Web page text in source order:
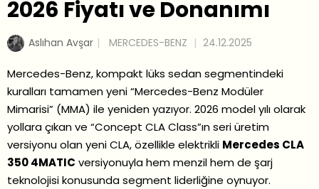
2026 Fiyatı ve Donanımı
Aslıhan Avşar MERCEDES-BENZ 24.12.2025
Mercedes-Benz, kompakt lüks sedan segmentindeki
kuralları tamamen yeni “Mercedes-Benz Modüler
Mimarisi” (MMA) ile yeniden yazıyor. 2026 model yılı olarak
yollara çıkan ve “Concept CLA Class”ın seri üretim
versiyonu olan yeni CLA, özellikle elektrikli Mercedes CLA
350 4MATIC versiyonuyla hem menzil hem de şarj
teknolojisi konusunda segment liderliğine oynuyor.